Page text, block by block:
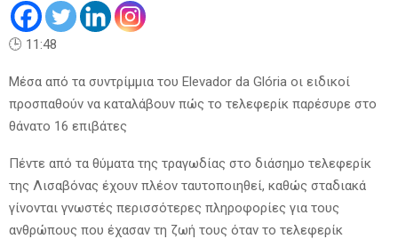
🕒 11:48
Μέσα από τα συντρίμμια του Elevador da Glória οι ειδικοί
προσπαθούν να καταλάβουν πώς το τελεφερίκ παρέσυρε στο
θάνατο 16 επιβάτες
Πέντε από τα θύματα της τραγωδίας στο διάσημο τελεφερίκ
της Λισαβόνας έχουν πλέον ταυτοποιηθεί, καθώς σταδιακά
γίνονται γνωστές περισσότερες πληροφορίες για τους
ανθρώπους που έχασαν τη ζωή τους όταν το τελεφερίκ